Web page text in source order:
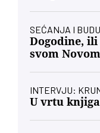
SEĆANJA I
Dogodine,
svom
INTERVJU:
U vrtu knjiga